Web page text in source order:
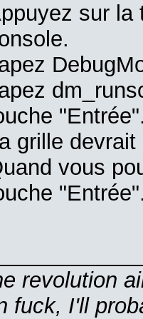
sur la
grille
vous
revolution
fuck, I'll